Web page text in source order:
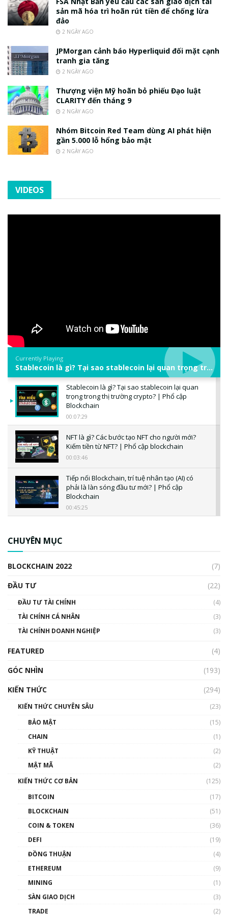
sản mã hóa trì hoãn rút tiền để chống lừa
đảo
2 NGÀY AGO
JPMorgan cảnh báo Hyperliquid đối mặt cạnh
tranh gia tăng
2 NGÀY AGO
Thượng viện Mỹ hoãn bỏ phiếu Đạo luật
CLARITY đến tháng 9
2 NGÀY AGO
Nhóm Bitcoin Red Team dùng AI phát hiện
gần 5.000 lỗ hổng bảo mật
2 NGÀY AGO
VIDEOS
Currently Playing
Stablecoin là gì? Tại sao stablecoin lại quan trọng trong thị trường crypto? | Phổ cập Blockchain
Stablecoin là gì? Tại sao stablecoin lại quan
trọng trong thị trường crypto? | Phổ cập
Blockchain
00:07:29
NFT là gì? Các bước tạo NFT cho người mới?
Kiếm tiền từ NFT? | Phổ cập blockchain
00:03:46
Tiếp nối Blockchain, trí tuệ nhân tạo (AI) có
phải là làn sóng đầu tư mới? | Phổ cập
Blockchain
00:45:25
00:02:14
Nhìn lại năm 2022: Những sự kiện ảnh hưởng
đến hệ sinh thái tiền mã hoá | Phổ cập
00:43:47
như thể nào?
00:39:31
Phổ cập Blockchain
thống & Crypto qua các cuộc chiến | Phổ cập
CHUYÊN MỤC
BLOCKCHAIN 2022
(7)
ĐẦU TƯ
(22)
ĐẦU TƯ TÀI CHÍNH
(4)
TÀI CHÍNH CÁ NHÂN
(3)
TÀI CHÍNH DOANH NGHIỆP
(3)
FEATURED
(4)
GÓC NHÌN
(193)
KIẾN THỨC
(294)
KIẾN THỨC CHUYÊN SÂU
(23)
BẢO MẬT
(15)
CHAIN
(1)
KỸ THUẬT
(2)
MẬT MÃ
(2)
KIẾN THỨC CƠ BẢN
(125)
BITCOIN
(17)
BLOCKCHAIN
(51)
COIN & TOKEN
(36)
DEFI
(19)
ĐỒNG THUẬN
(4)
ETHEREUM
(9)
MINING
(1)
SÀN GIAO DỊCH
(3)
TRADE
(2)